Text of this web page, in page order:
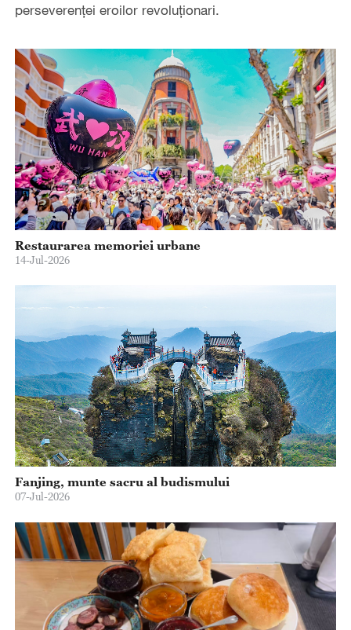
perseverenţei eroilor revoluţionari.
Restaurarea memoriei urbane
14-Jul-2026
Fanjing, munte sacru al budismului
07-Jul-2026